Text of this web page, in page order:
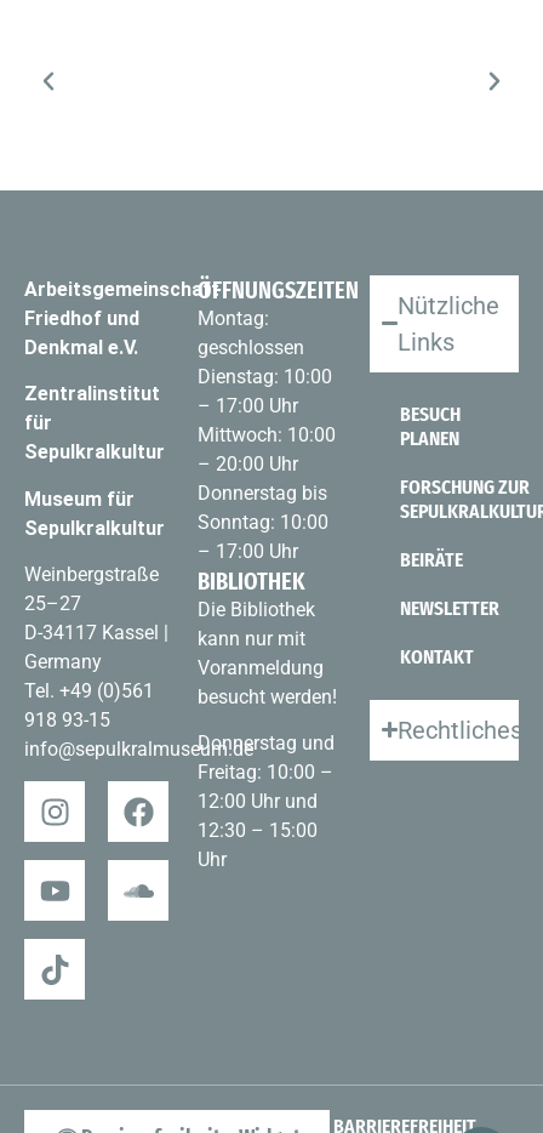
Arbeitsgemeinschaft
Friedhof und
Denkmal e.V.
Zentralinstitut
für
Sepulkralkultur
Museum für
Sepulkralkultur
Weinbergstraße
25–27
D-34117 Kassel |
Germany
Tel. +49 (0)561
918 93-15
info@sepulkralmuseum.de
ÖFFNUNGSZEITEN
Montag:
geschlossen
Dienstag: 10:00
– 17:00 Uhr
Mittwoch: 10:00
– 20:00 Uhr
Donnerstag bis
Sonntag: 10:00
– 17:00 Uhr
BIBLIOTHEK
Die Bibliothek
kann nur mit
Voranmeldung
besucht werden!
Donnerstag und
Freitag: 10:00 –
12:00 Uhr und
12:30 – 15:00
Uhr
Nützliche
Links
BESUCH
PLANEN
FORSCHUNG ZUR
BEIRÄTE
NEWSLETTER
KONTAKT
Rechtliches
BARRIEREFREIHEIT